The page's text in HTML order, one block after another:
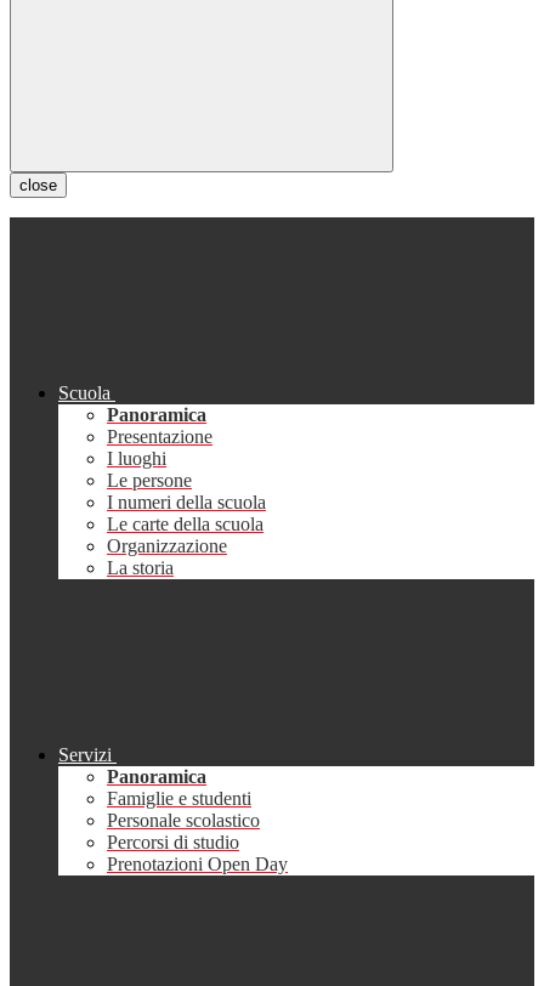
close
Scuola
Panoramica
Presentazione
I luoghi
Le persone
I numeri della scuola
Le carte della scuola
Organizzazione
La storia
Servizi
Panoramica
Famiglie e studenti
Personale scolastico
Percorsi di studio
Prenotazioni Open Day